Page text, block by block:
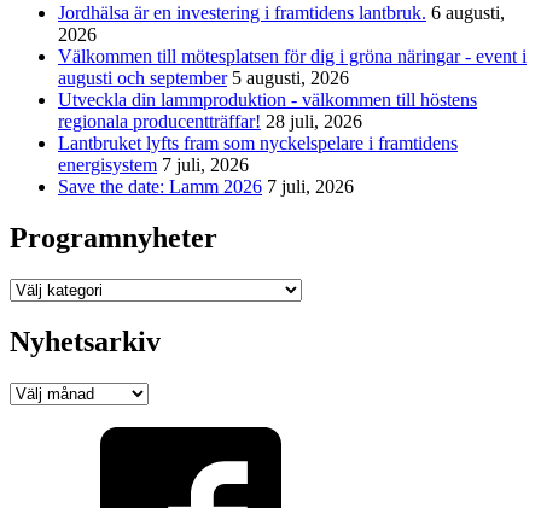
Jordhälsa är en investering i framtidens lantbruk. 6 augusti,
2026
Välkommen till mötesplatsen för dig i gröna näringar - event i
augusti och september 5 augusti, 2026
Utveckla din lammproduktion - välkommen till höstens
regionala producentträffar! 28 juli, 2026
Lantbruket lyfts fram som nyckelspelare i framtidens
energisystem 7 juli, 2026
Save the date: Lamm 2026 7 juli, 2026
Programnyheter
Programnyheter
Nyhetsarkiv
Nyhetsarkiv